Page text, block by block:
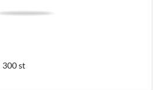
300 st